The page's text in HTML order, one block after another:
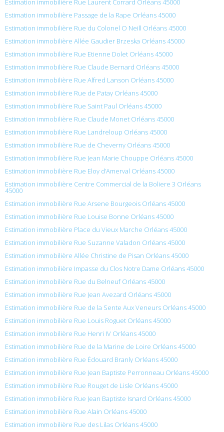
Estimation immobilière Rue Laurent Corrard Orléans 45000
Estimation immobilière Passage de la Rape Orléans 45000
Estimation immobilière Rue du Colonel O Neill Orléans 45000
Estimation immobilière Allée Gaudier Brzeska Orléans 45000
Estimation immobilière Rue Etienne Dolet Orléans 45000
Estimation immobilière Rue Claude Bernard Orléans 45000
Estimation immobilière Rue Alfred Lanson Orléans 45000
Estimation immobilière Rue de Patay Orléans 45000
Estimation immobilière Rue Saint Paul Orléans 45000
Estimation immobilière Rue Claude Monet Orléans 45000
Estimation immobilière Rue Landreloup Orléans 45000
Estimation immobilière Rue de Cheverny Orléans 45000
Estimation immobilière Rue Jean Marie Chouppe Orléans 45000
Estimation immobilière Rue Eloy d’Amerval Orléans 45000
Estimation immobilière Centre Commercial de la Boliere 3 Orléans
45000
Estimation immobilière Rue Arsene Bourgeois Orléans 45000
Estimation immobilière Rue Louise Bonne Orléans 45000
Estimation immobilière Place du Vieux Marche Orléans 45000
Estimation immobilière Rue Suzanne Valadon Orléans 45000
Estimation immobilière Allée Christine de Pisan Orléans 45000
Estimation immobilière Impasse du Clos Notre Dame Orléans 45000
Estimation immobilière Rue du Belneuf Orléans 45000
Estimation immobilière Rue Jean Avezard Orléans 45000
Estimation immobilière Rue de la Sente Aux Veneurs Orléans 45000
Estimation immobilière Rue Louis Roguet Orléans 45000
Estimation immobilière Rue Henri IV Orléans 45000
Estimation immobilière Rue de la Marine de Loire Orléans 45000
Estimation immobilière Rue Édouard Branly Orléans 45000
Estimation immobilière Rue Jean Baptiste Perronneau Orléans 45000
Estimation immobilière Rue Rouget de Lisle Orléans 45000
Estimation immobilière Rue Jean Baptiste Isnard Orléans 45000
Estimation immobilière Rue Alain Orléans 45000
Estimation immobilière Rue des Lilas Orléans 45000